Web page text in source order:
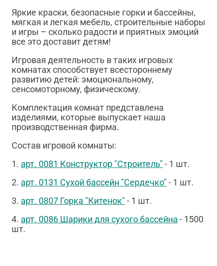
Яркие краски, безопасные горки и бассейны,
мягкая и легкая мебель, строительные наборы
и игры – сколько радости и приятных эмоций
все это доставит детям!
Игровая деятельность в таких игровых
комнатах способствует всестороннему
развитию детей: эмоциональному,
сенсомоторному, физическому.
Комплектация комнат представлена
изделиями, которые выпускает наша
производственная фирма.
Состав игровой комнаты:
1. арт. 0081 Конструктор "Строитель" - 1 шт.
2. арт. 0131 Сухой бассейн "Сердечко" - 1 шт.
3. арт. 0807 Горка "Китенок" - 1 шт.
4. арт. 0086 Шарики для сухого бассейна - 1500
шт.